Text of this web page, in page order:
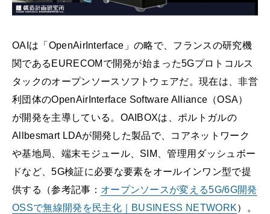
OAIは「OpenAirInterface」の略で、フランスの研究機
関であるEURECOMで開発が始まった5Gプロトコルス
タックのオープンソースソフトウェアだ。現在は、非営
利団体のOpenAirInterface Software Alliance（OSA）
が開発を主導している。OAIBOXは、ポルトガルの
Allbesmart LDAが開発した製品で、コアネットワーク
や基地局、端末モジュール、SIM、管理用ダッシュボー
ドなど、5G検証に必要な要素をオールインワン型で提
供する（参考記事： オープンソースが変える5G/6G開発
OSSで無線開発を民主化｜BUSINESS NETWORK）。